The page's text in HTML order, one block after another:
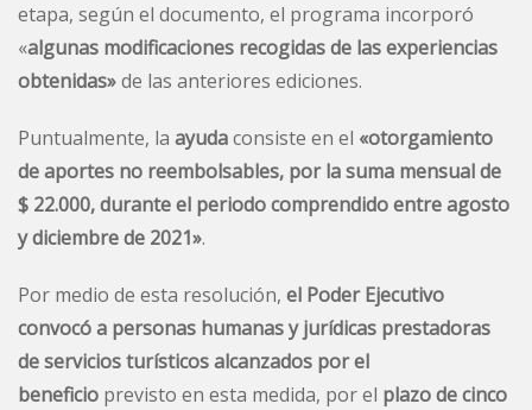
etapa, según el documento, el programa incorporó
«algunas modificaciones recogidas de las experiencias
obtenidas»de las anteriores ediciones.
Puntualmente, la ayudaconsiste en el «otorgamiento
de aportes no reembolsables, por la suma mensual de
$ 22.000, durante el periodo comprendido entre agosto
y diciembre de 2021».
Por medio de esta resolución, el Poder Ejecutivo
convocó a personas humanas y jurídicas prestadoras
de servicios turísticos alcanzados por el
beneficio previsto en esta medida, por el plazo de cinco